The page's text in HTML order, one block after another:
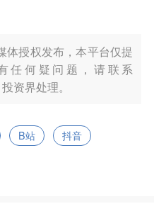
体授权发布，本平台仅提
任何疑问题，请联系
资界处理。
B站
抖音